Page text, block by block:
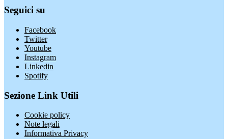
Seguici su
Facebook
Twitter
Youtube
Instagram
Linkedin
Spotify
Sezione Link Utili
Cookie policy
Note legali
Informativa Privacy